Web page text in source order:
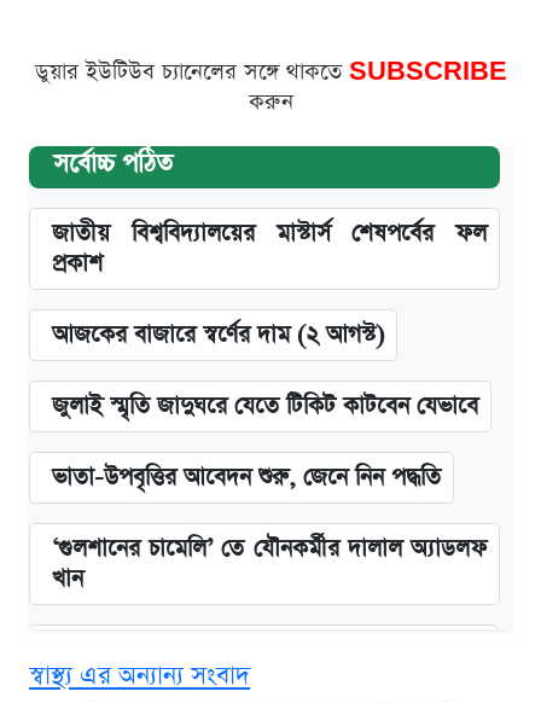
ডুয়ার ইউটিউব চ্যানেলের সঙ্গে থাকতে SUBSCRIBE
করুন
সর্বোচ্চ পঠিত
জাতীয় বিশ্ববিদ্যালয়ের মাস্টার্স শেষপর্বের ফল
প্রকাশ
আজকের বাজারে স্বর্ণের দাম (২ আগস্ট)
জুলাই স্মৃতি জাদুঘরে যেতে টিকিট কাটবেন যেভাবে
ভাতা-উপবৃত্তির আবেদন শুরু, জেনে নিন পদ্ধতি
‘গুলশানের চামেলি’ তে যৌনকর্মীর দালাল অ্যাডলফ
খান
স্বাস্থ্য এর অন্যান্য সংবাদ